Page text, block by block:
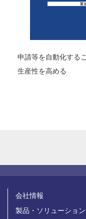
申請等を自動化する
生産性を高める
会社情報
製品・ソリューション